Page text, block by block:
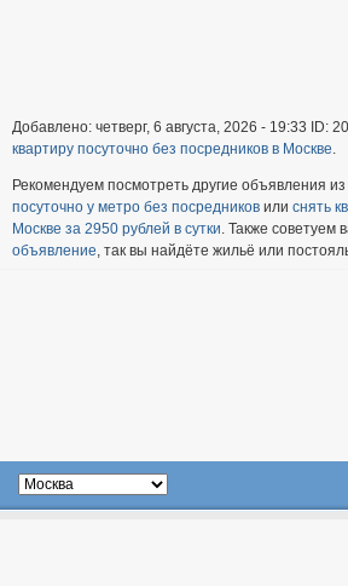
Добавлено: четверг, 6 августа, 2026 - 19:33 ID:
квартиру посуточно без посредников в Москве
Рекомендуем посмотреть другие объявления
посуточно у метро без посредников или снять
Москве за 2950 рублей в сутки . Также советуем
объявление , так вы найдёте жильё или